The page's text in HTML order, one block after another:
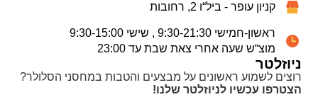
ניוזלטר
רוצים לשמוע ראשונים על מבצעים והטבות במחסני הסלולר?
הצטרפו עכשיו לניוזלטר שלנו!
קניון עופר - ביל“ו 2, רחובות
ראשון-חמישי 9:30-21:30 , שישי 9:30-15:00
מוצ“ש שעה אחרי צאת שבת עד 23:00